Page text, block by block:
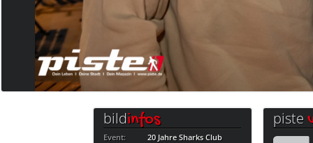
bildinfos
Event:
20 Jahre Sharks Club
piste